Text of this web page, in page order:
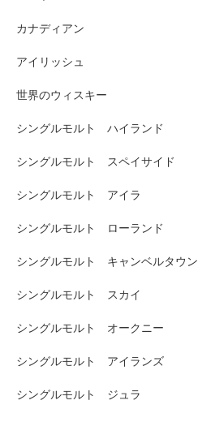
カナディアン
アイリッシュ
世界のウィスキー
シングルモルト ハイランド
シングルモルト スペイサイド
シングルモルト アイラ
シングルモルト ローランド
シングルモルト キャンベルタウン
シングルモルト スカイ
シングルモルト オークニー
シングルモルト アイランズ
シングルモルト ジュラ